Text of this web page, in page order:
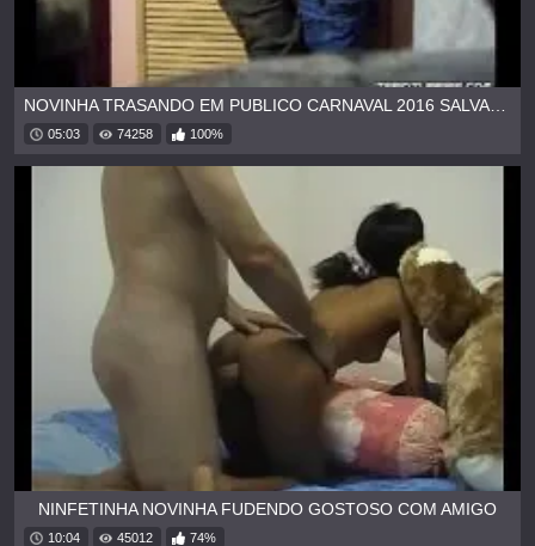
05:03 74258 100%
NINFETINHA NOVINHA FUDENDO GOSTOSO COM AMIGO
10:04 45012 74%